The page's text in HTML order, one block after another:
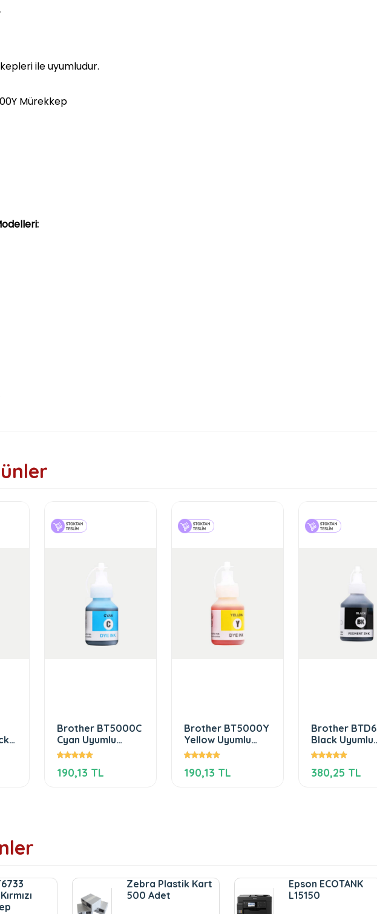
ile uyumludur.
Mürekkep
Brother BT5000C
Cyan Uyumlu
Mürekkep
190,13 TL
Brother BT5000Y
Yellow Uyumlu
Mürekkep
190,13 TL
Brother
Black Uyumlu
Mürekkep
380,25 TL
Zebra Plastik Kart
500 Adet
Epson ECOTANK
L15150